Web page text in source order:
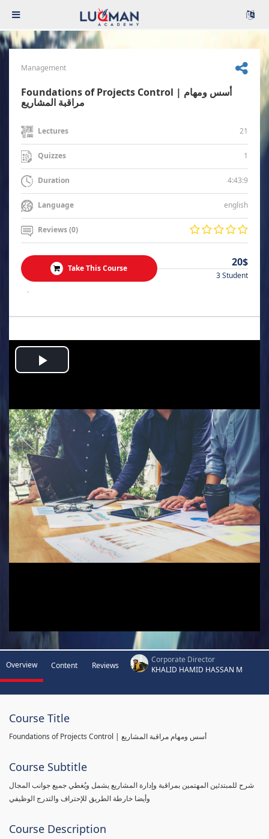
Management
Foundations of Projects Control | أسس ومهام
مراقبة المشاريع
Lectures 21
Quizzes 1
Duration 4:43:9
Language english
Reviews (0)
Take This Course 20$
3 Student
.
Play
Overview Content Reviews
Corporate Director
KHALID HAMID HASSAN M
Course Title
Foundations of Projects Control | أسس ومهام مراقبة المشاريع
Course Subtitle
شرح للمبتدئين المهتمين بمراقبة وإدارة المشاريع يشمل ويُغطي جميع جوانب المجال
وأيضا خارطة الطريق للإحتراف والتدرج الوظيفي
Course Description